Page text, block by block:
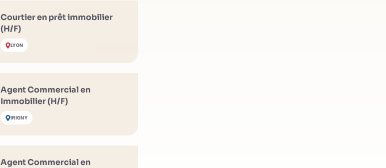
Courtier en prêt immobilier
(H/F)
LYON
Agent Commercial en
Immobilier (H/F)
IRIGNY
Agent Commercial en